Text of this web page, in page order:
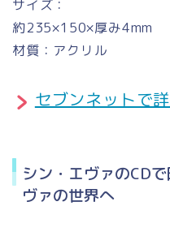
サイズ：
約235×150×厚み4mm
材質：アクリル
セブンネットで
シン・エヴァのCD
ヴァの世界へ